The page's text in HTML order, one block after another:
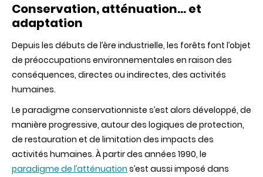
Conservation, atténuation… et
adaptation
Depuis les débuts de l’ère industrielle, les forêts font l’objet
de préoccupations environnementales en raison des
conséquences, directes ou indirectes, des activités
humaines.
Le paradigme conservationniste s’est alors développé, de
manière progressive, autour des logiques de protection,
de restauration et de limitation des impacts des
activités humaines. À partir des années 1990, le
paradigme de l’atténuation s’est aussi imposé dans